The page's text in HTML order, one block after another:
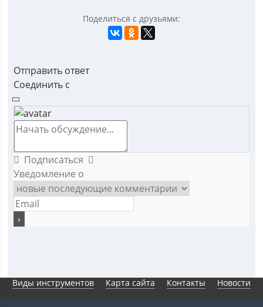
Поделиться с друзьями:
Отправить ответ
Соединить с
Подписаться
Уведомление о
Виды инструментов Карта сайта Контакты Новости